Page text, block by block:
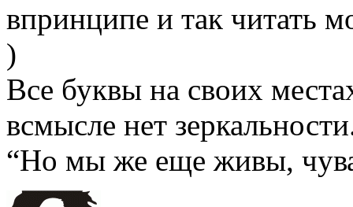
впринципе и так читать
)
Все буквы на своих
всмысле нет
“Но мы же еще ​живы,